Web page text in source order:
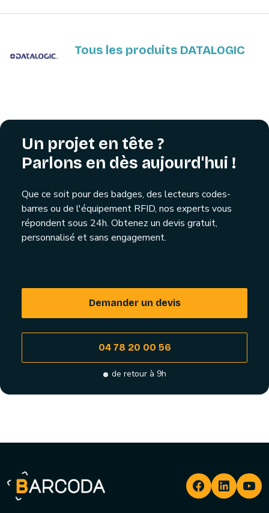
Tous les produits DATALOGIC
Un projet en tête ?
Parlons en dès aujourd'hui !
Que ce soit pour des badges, des lecteurs codes-
barres ou de l'équipement RFID, nos experts vous
répondent sous 24h. Obtenez un devis gratuit,
personnalisé et sans engagement.
Demander un devis
04 78 20 00 56
de retour à 9h